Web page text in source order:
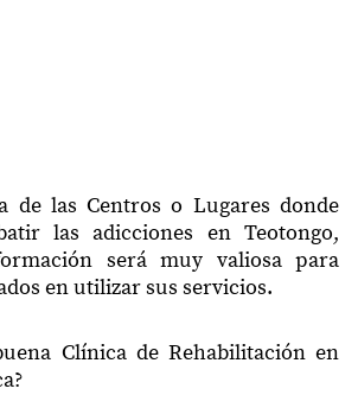
de las Centros o Lugares donde
las adicciones en Teotongo,
será muy valiosa para
en utilizar sus servicios.
Clínica de Rehabilitación en